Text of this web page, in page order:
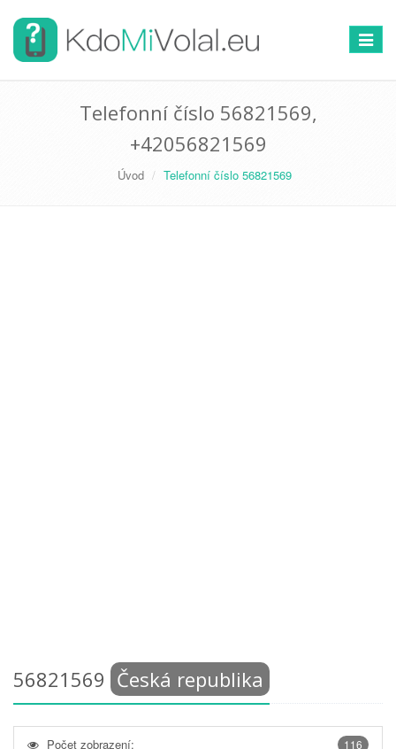
Telefonní číslo 56821569,
+42056821569
Úvod Telefonní číslo 56821569
56821569 Česká republika
116
Počet zobrazení: